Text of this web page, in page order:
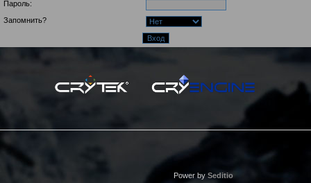
Пароль:
Запомнить?
Power by Seditio